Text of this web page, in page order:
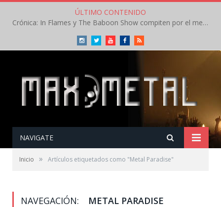
ÚLTIMO CONTENIDO
Crónica: In Flames y The Baboon Show compiten por el mejor concierto del día en el Leyendas del Rock – Viernes – Agosto 2026
InstagramTwitterYoutubeFacebookRSS
NAVIGATE
Inicio » Artículos etiquetados como "Metal Paradise"
NAVEGACIÓN: METAL PARADISE